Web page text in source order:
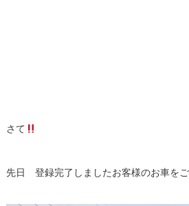
さて
先日 登録完了しましたお客様のお車を